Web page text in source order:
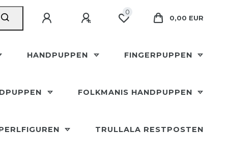
0
0,00 EUR
HANDPUPPEN FINGERPUPPEN
FOLKMANIS HANDPUPPEN
TRULLALA RESTPOSTEN